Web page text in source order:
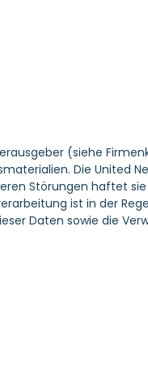
(siehe
Die United
Störungen haftet
ist in der
Daten sowie die